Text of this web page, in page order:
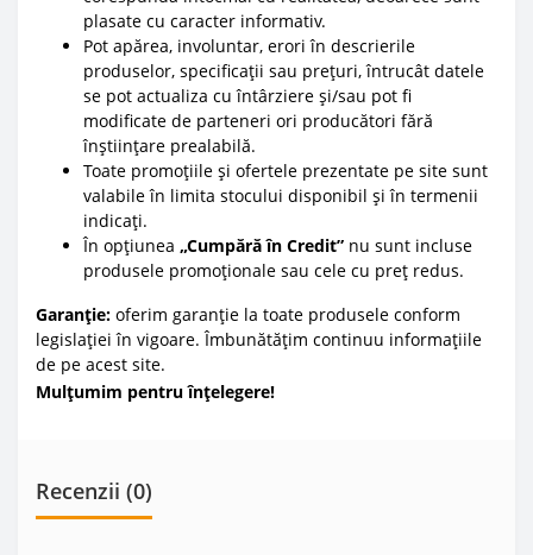
plasate cu caracter informativ.
Pot apărea, involuntar, erori în descrierile
produselor, specificații sau prețuri, întrucât datele
se pot actualiza cu întârziere și/sau pot fi
modificate de parteneri ori producători fără
înștiințare prealabilă.
Toate promoțiile și ofertele prezentate pe site sunt
valabile în limita stocului disponibil și în termenii
indicați.
În opțiunea „Cumpără în Credit” nu sunt incluse
produsele promoționale sau cele cu preț redus.
Garanție: oferim garanție la toate produsele conform
legislației în vigoare. Îmbunătățim continuu informațiile
de pe acest site.
Mulțumim pentru înțelegere!
Recenzii (0)